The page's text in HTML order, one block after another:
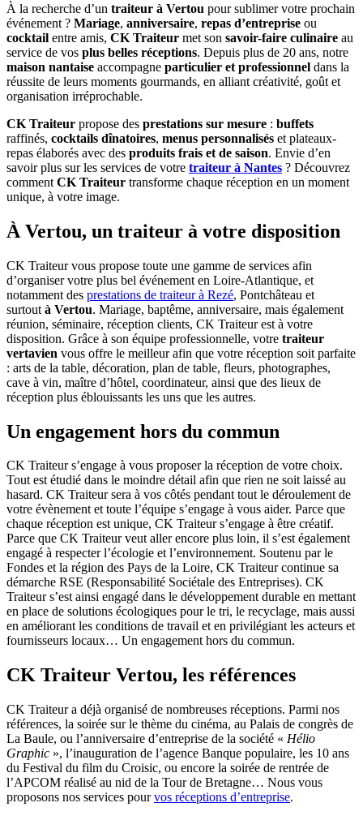
À la recherche d’un traiteur à Vertou pour sublimer votre prochain
événement ? Mariage, anniversaire, repas d’entreprise ou
cocktail entre amis, CK Traiteur met son savoir-faire culinaire au
service de vos plus belles réceptions. Depuis plus de 20 ans, notre
maison nantaise accompagne particulier et professionnel dans la
réussite de leurs moments gourmands, en alliant créativité, goût et
organisation irréprochable.
CK Traiteur propose des prestations sur mesure : buffets
raffinés, cocktails dînatoires, menus personnalisés et plateaux-
repas élaborés avec des produits frais et de saison. Envie d’en
savoir plus sur les services de votre traiteur à Nantes ? Découvrez
comment CK Traiteur transforme chaque réception en un moment
unique, à votre image.
À Vertou, un traiteur à votre disposition
CK Traiteur vous propose toute une gamme de services afin
d’organiser votre plus bel événement en Loire-Atlantique, et
notamment des prestations de traiteur à Rezé, Pontchâteau et
surtout à Vertou. Mariage, baptême, anniversaire, mais également
réunion, séminaire, réception clients, CK Traiteur est à votre
disposition. Grâce à son équipe professionnelle, votre traiteur
vertavien vous offre le meilleur afin que votre réception soit parfaite
: arts de la table, décoration, plan de table, fleurs, photographes,
cave à vin, maître d’hôtel, coordinateur, ainsi que des lieux de
réception plus éblouissants les uns que les autres.
Un engagement hors du commun
CK Traiteur s’engage à vous proposer la réception de votre choix.
Tout est étudié dans le moindre détail afin que rien ne soit laissé au
hasard. CK Traiteur sera à vos côtés pendant tout le déroulement de
votre évènement et toute l’équipe s’engage à vous aider. Parce que
chaque réception est unique, CK Traiteur s’engage à être créatif.
Parce que CK Traiteur veut aller encore plus loin, il s’est également
engagé à respecter l’écologie et l’environnement. Soutenu par le
Fondes et la région des Pays de la Loire, CK Traiteur continue sa
démarche RSE (Responsabilité Sociétale des Entreprises). CK
Traiteur s’est ainsi engagé dans le développement durable en mettant
en place de solutions écologiques pour le tri, le recyclage, mais aussi
en améliorant les conditions de travail et en privilégiant les acteurs et
fournisseurs locaux… Un engagement hors du commun.
CK Traiteur Vertou, les références
CK Traiteur a déjà organisé de nombreuses réceptions. Parmi nos
références, la soirée sur le thème du cinéma, au Palais de congrès de
La Baule, ou l’anniversaire d’entreprise de la société « Hélio
Graphic », l’inauguration de l’agence Banque populaire, les 10 ans
du Festival du film du Croisic, ou encore la soirée de rentrée de
l’APCOM réalisé au nid de la Tour de Bretagne… Nous vous
proposons nos services pourvos réceptions d’entreprise.